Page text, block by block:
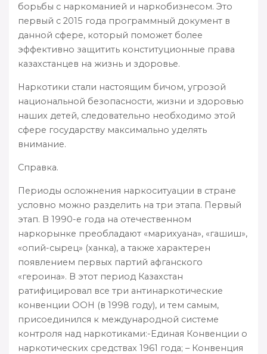
борьбы с наркоманией и наркобизнесом. Это
первый с 2015 года программный документ в
данной сфере, который поможет более
эффективно защитить конституционные права
казахстанцев на жизнь и здоровье.
Наркотики стали настоящим бичом, угрозой
национальной безопасности, жизни и здоровью
наших детей, следовательно необходимо этой
сфере государству максимально уделять
внимание.
Справка.
Периоды осложнения наркоситуации в стране
условно можно разделить на три этапа. Первый
этап. В 1990-е года на отечественном
наркорынке преобладают «марихуана», «гашиш»,
«опий-сырец» (ханка), а также характерен
появлением первых партий афганского
«героина». В этот период Казахстан
ратифицировал все три антинаркотические
конвенции ООН (в 1998 году), и тем самым,
присоединился к международной системе
контроля над наркотиками:-Единая Конвенции о
наркотических средствах 1961 года; – Конвенция